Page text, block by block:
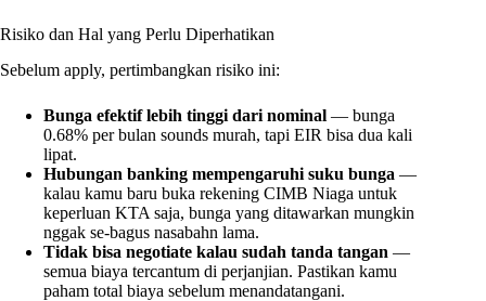
Risiko dan Hal yang Perlu Diperhatikan
Sebelum apply, pertimbangkan risiko ini:
Bunga efektif lebih tinggi dari nominal — bunga
0.68% per bulan sounds murah, tapi EIR bisa dua kali
lipat.
Hubungan banking mempengaruhi suku bunga —
kalau kamu baru buka rekening CIMB Niaga untuk
keperluan KTA saja, bunga yang ditawarkan mungkin
nggak se-bagus nasabahn lama.
Tidak bisa negotiate kalau sudah tanda tangan —
semua biaya tercantum di perjanjian. Pastikan kamu
paham total biaya sebelum menandatangani.